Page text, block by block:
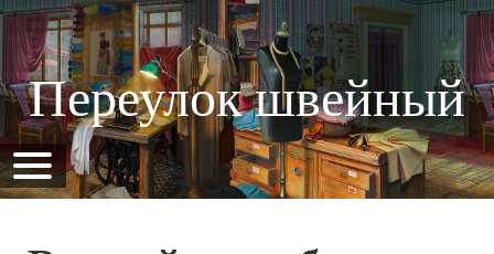
Переулок швейный